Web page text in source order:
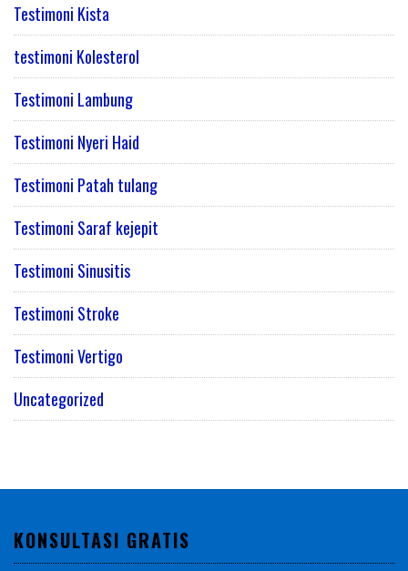
Testimoni Kista
testimoni Kolesterol
Testimoni Lambung
Testimoni Nyeri Haid
Testimoni Patah tulang
Testimoni Saraf kejepit
Testimoni Sinusitis
Testimoni Stroke
Testimoni Vertigo
Uncategorized
KONSULTASI GRATIS